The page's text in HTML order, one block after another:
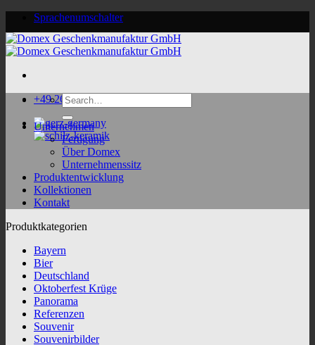
content
Sprachenumschalter
+49 2624 9188 0
Search
for:
Unternehmen
Fertigung
Über Domex
Unternehmenssitz
Produktentwicklung
Kollektionen
Kontakt
Produktkategorien
Bayern
Bier
Deutschland
Oktoberfest Krüge
Panorama
Referenzen
Souvenir
Souvenirbilder